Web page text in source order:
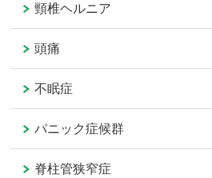
頸椎ヘルニア
頭痛
不眠症
パニック症候群
脊柱管狭窄症